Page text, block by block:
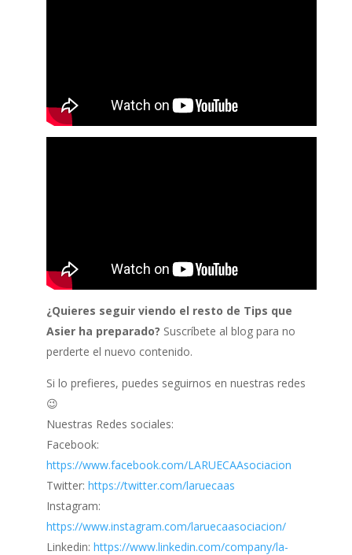
¿Quieres seguir viendo el resto de Tips que
Asier ha preparado? Suscríbete al blog para no
perderte el nuevo contenido.
Si lo prefieres, puedes seguirnos en nuestras redes
😉
Nuestras Redes sociales:
Facebook:
https://www.facebook.com/LARUECAAsociacion
Twitter: https://twitter.com/laruecaas
Instagram:
https://www.instagram.com/laruecaasociacion/
Linkedin: https://www.linkedin.com/company/la-